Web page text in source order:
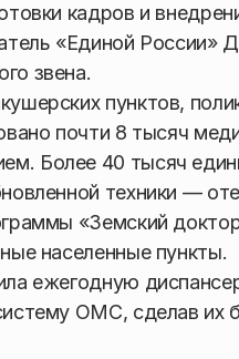
кадров и
«Единой
звена.
пунктов,
почти 8 тысяч
Более 40 тысяч
техники —
«Земский
населенные пункты.
ежегодную
ОМС, сделав их